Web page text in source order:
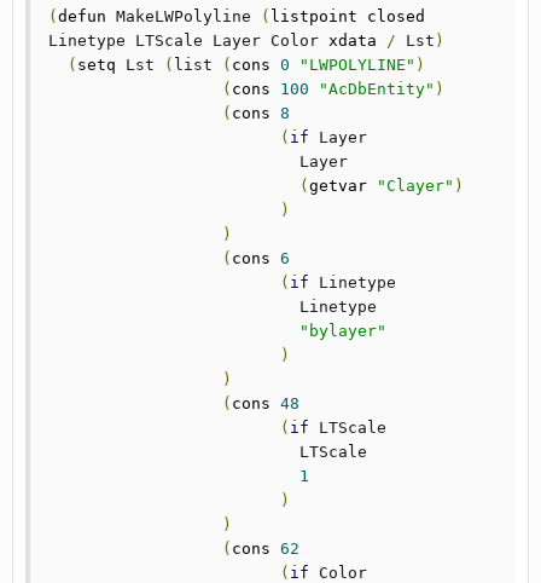
( defun MakeLWPolyline (
Linetype
LTScale Layer Color xdata / Lst )
(
Lst ( list ( cons 0 "LWPOLYLINE" )
( cons 100 "AcDbEntity" )
(
8
( if
Layer
Layer
( getvar "Clayer" )
)
)
(
6
( if
Linetype
Linetype
"bylayer"
)
)
(
48
( if
LTScale
LTScale
1
)
)
(
62
( if Color